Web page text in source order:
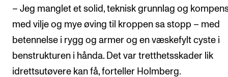
– Jeg manglet et solid, teknisk grunnlag og
med vilje og mye øving til kroppen sa stopp – med
betennelse i rygg og armer og en væskefylt cyste i
benstrukturen i hånda. Det var tretthetsskader lik
idrettsutøvere kan få, forteller Holmberg.